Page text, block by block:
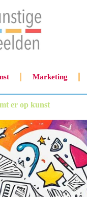
Marketing
er op kunst